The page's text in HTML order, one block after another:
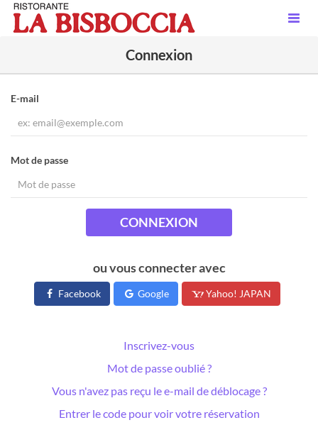
Connexion
E-mail
Mot de passe
CONNEXION
ou vous connecter avec
Facebook Google Yahoo! JAPAN
Inscrivez-vous
Mot de passe oublié ?
Vous n'avez pas reçu le e-mail de déblocage ?
Entrer le code pour voir votre réservation